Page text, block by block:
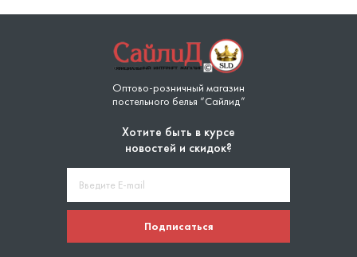
Оптово-розничный магазин
постельного белья “Сайлид”
Хотите быть в курсе
новостей и скидок?
Подписаться